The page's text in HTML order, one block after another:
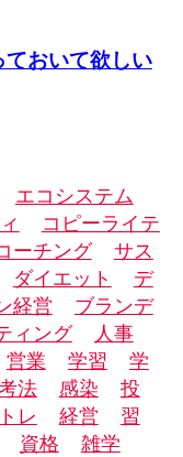
おいて欲しい
エコシステム
コピーライテ
ーチング
サス
ダイエット
デ
経営
ブランデ
ィング
人事
営業 学習
学
法 感染
投
レ 経営
習
資格 雑学